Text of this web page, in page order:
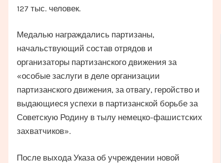
127 тыс. человек.
Медалью награждались партизаны,
начальствующий состав отрядов и
организаторы партизанского движения за
«особые заслуги в деле организации
партизанского движения, за отвагу, геройство и
выдающиеся успехи в партизанской борьбе за
Советскую Родину в тылу немецко-фашистских
захватчиков».
После выхода Указа об учреждении новой